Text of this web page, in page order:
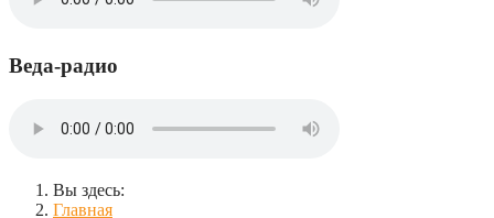
Веда-радио
Вы здесь:
Главная